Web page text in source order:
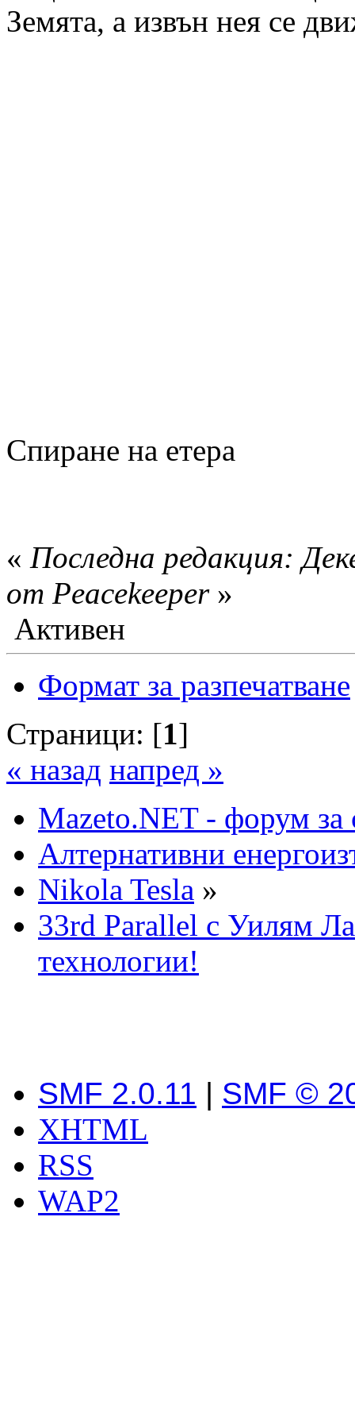
Земята, а извън нея се
Спиране на етера
« Последна редакция:
от Peacekeeper»
Активен
Формат за разпечатване
Страници: [1]
« назад напред »
Mazeto.NET - форум за
Алтернативни
Nikola Tesla »
33rd Parallel с Уилям
технологии!
SMF 2.0.11 | SMF ©
XHTML
RSS
WAP2